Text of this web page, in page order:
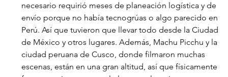
necesario requirió meses de planeación logística y de
envío porque no había tecnogrúas o algo parecido en
Perú. Así que tuvieron que llevar todo desde la Ciudad
de México y otros lugares. Además, Machu Picchu y la
ciudad peruana de Cusco, donde filmaron muchas
escenas, están en una gran altitud, así que físicamente